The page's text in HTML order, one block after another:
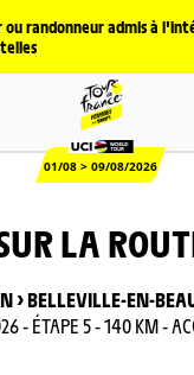
ou randonneur admis à
01/08 > 09/08/2026
LA
> BELLEVILLE-EN-
- ÉTAPE 5 - 140 KM -